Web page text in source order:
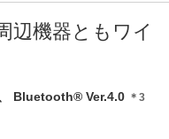
辺機器ともワイ
Bluetooth® Ver.4.0 ＊3